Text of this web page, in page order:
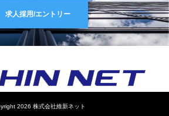
求人採用/エントリー
2026 株式会社維新ネット